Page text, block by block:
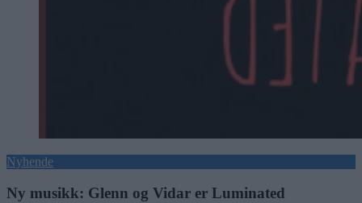
Nyhende
Ny musikk: Glenn og Vidar er Luminated